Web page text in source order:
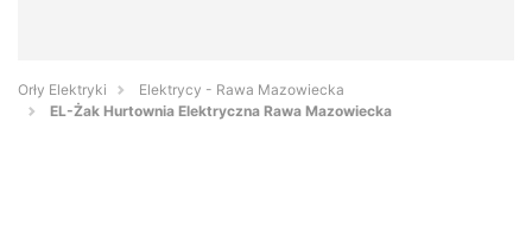
Orły Elektryki
Elektrycy - Rawa Mazowiecka
EL-Żak Hurtownia Elektryczna Rawa Mazowiecka